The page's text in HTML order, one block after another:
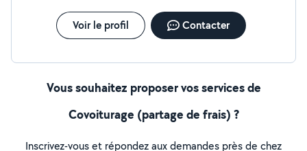
peinture intérieur -application peinture décorative -
toute decoration intérieur -Peinture sur boiserie
Peinture extérieur Devis a domicile gratuit et
Cordialement Alex
Voir le profil Contacter
Vous souhaitez proposer vos services de
Covoiturage (partage de frais) ?
Inscrivez-vous et répondez aux demandes près de chez